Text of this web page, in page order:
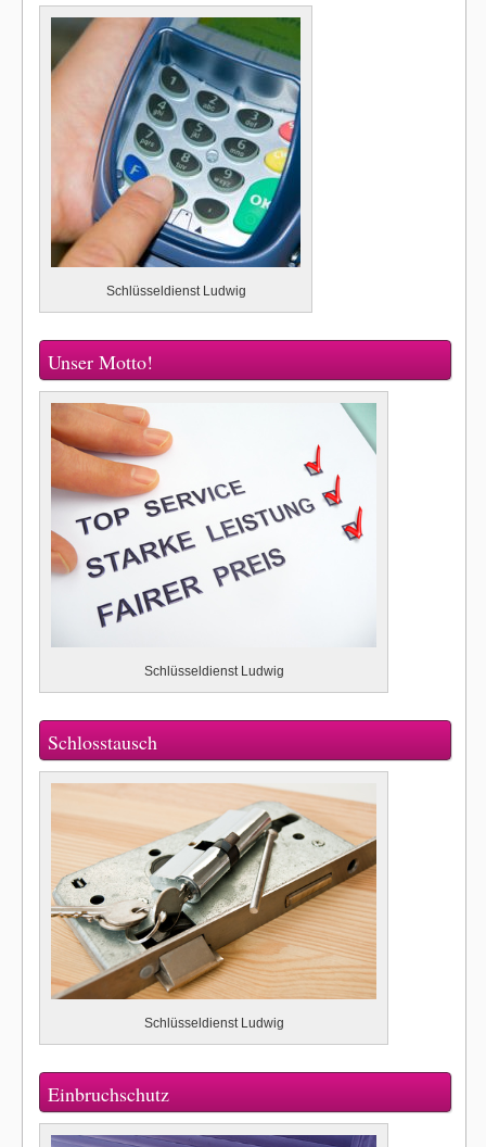
Schlüsseldienst Ludwig
Unser Motto!
Schlüsseldienst Ludwig
Schlosstausch
Schlüsseldienst Ludwig
Einbruchschutz